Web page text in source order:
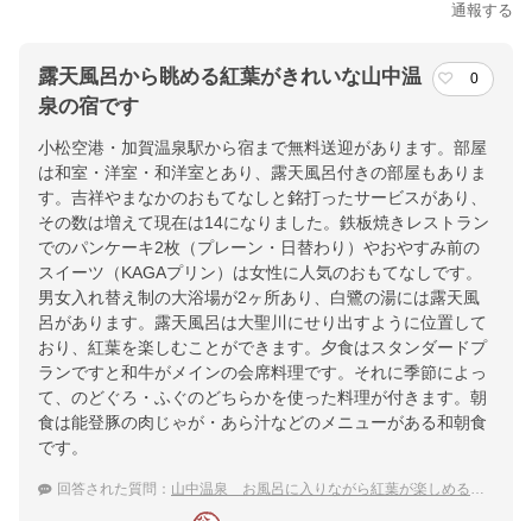
通報する
露天風呂から眺める紅葉がきれいな山中温
泉の宿です
0
小松空港・加賀温泉駅から宿まで無料送迎があります。部屋
は和室・洋室・和洋室とあり、露天風呂付きの部屋もありま
す。吉祥やまなかのおもてなしと銘打ったサービスがあり、
その数は増えて現在は14になりました。鉄板焼きレストラン
でのパンケーキ2枚（プレーン・日替わり）やおやすみ前の
スイーツ（KAGAプリン）は女性に人気のおもてなしです。
男女入れ替え制の大浴場が2ヶ所あり、白鷺の湯には露天風
呂があります。露天風呂は大聖川にせり出すように位置して
おり、紅葉を楽しむことができます。夕食はスタンダードプ
ランですと和牛がメインの会席料理です。それに季節によっ
て、のどぐろ・ふぐのどちらかを使った料理が付きます。朝
食は能登豚の肉じゃが・あら汁などのメニューがある和朝食
です。
回答された質問： 山中温泉 お風呂に入りながら紅葉が楽しめる温泉宿のおすすめは？